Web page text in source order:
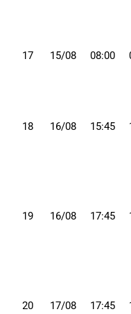
17 15/08 08:00
18 16/08 15:45
19 16/08 17:45
20 17/08 17:45